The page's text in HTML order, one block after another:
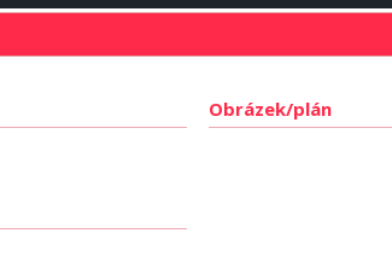
Obrázek/plán